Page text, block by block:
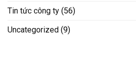
Tin tức công ty (56)
Uncategorized (9)